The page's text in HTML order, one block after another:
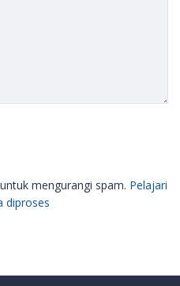
mengurangi spam. Pelajari
diproses